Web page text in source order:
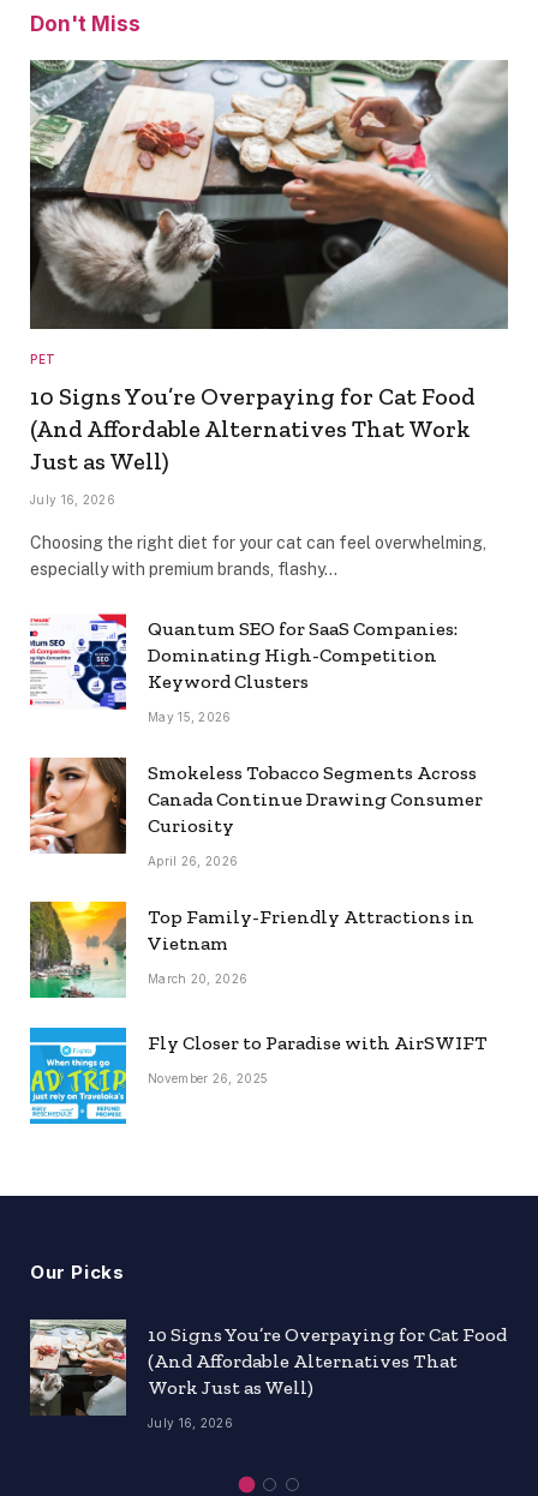
Don't Miss
PET
10 Signs You’re Overpaying for Cat Food
(And Affordable Alternatives That Work
Just as Well)
July 16, 2026
Choosing the right diet for your cat can feel overwhelming,
especially with premium brands, flashy…
Quantum SEO for SaaS Companies:
Dominating High-Competition
Keyword Clusters
May 15, 2026
Smokeless Tobacco Segments Across
Canada Continue Drawing Consumer
Curiosity
April 26, 2026
Top Family-Friendly Attractions in
Vietnam
March 20, 2026
Fly Closer to Paradise with AirSWIFT
November 26, 2025
Our Picks
10 Signs You’re Overpaying for Cat Food
(And Affordable Alternatives That
Work Just as Well)
July 16, 2026